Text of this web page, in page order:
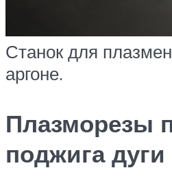
Станок для
аргоне.
Плазморезы
поджига дуги